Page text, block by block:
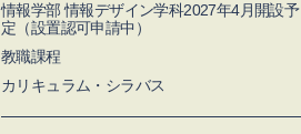
情報学部 情報デザイン学科2027年4月開設予
定（設置認可申請中）
教職課程
カリキュラム・シラバス